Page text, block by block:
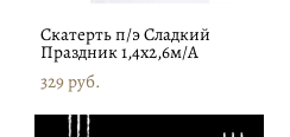
Скатерть п/э Сладкий
Праздник 1,4х2,6м/А
329 pуб.